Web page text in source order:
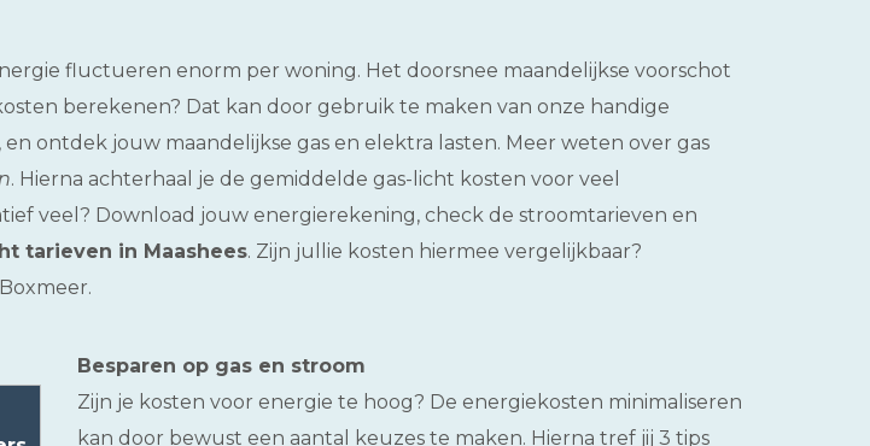
fluctueren enorm per woning. Het doorsnee maandelijkse voorschot
berekenen? Dat kan door gebruik te maken van onze handige
ontdek jouw maandelijkse gas en elektra lasten. Meer weten over gas
. Hierna achterhaal je de gemiddelde gas-licht kosten voor veel
veel? Download jouw energierekening, check de stroomtarieven en
tarieven in Maashees. Zijn jullie kosten hiermee vergelijkbaar?
Besparen op gas en stroom
Zijn je kosten voor energie te hoog? De energiekosten minimaliseren
kan door bewust een aantal keuzes te maken. Hierna tref jij 3 tips